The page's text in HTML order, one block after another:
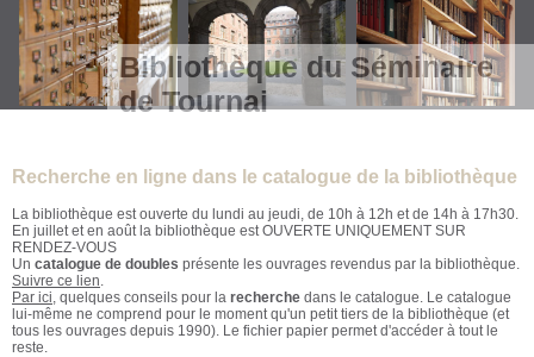
Bibliothèque du Séminaire
de Tournai
Recherche en ligne dans le catalogue de la bibliothèque
La bibliothèque est ouverte du lundi au jeudi, de 10h à 12h et de 14h à 17h30.
En juillet et en août la bibliothèque est OUVERTE UNIQUEMENT SUR
RENDEZ-VOUS
Un catalogue de doubles présente les ouvrages revendus par la bibliothèque.
Suivre ce lien.
Par ici, quelques conseils pour la recherche dans le catalogue. Le catalogue
lui-même ne comprend pour le moment qu'un petit tiers de la bibliothèque (et
tous les ouvrages depuis 1990). Le fichier papier permet d'accéder à tout le
reste.